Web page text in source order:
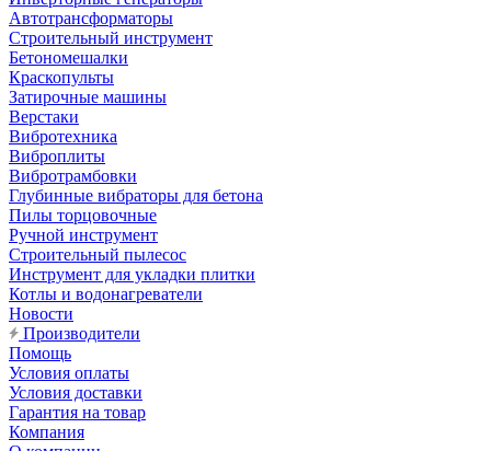
Автотрансформаторы
Строительный инструмент
Бетономешалки
Краскопульты
Затирочные машины
Верстаки
Вибротехника
Виброплиты
Вибротрамбовки
Глубинные вибраторы для бетона
Пилы торцовочные
Ручной инструмент
Строительный пылесос
Инструмент для укладки плитки
Котлы и водонагреватели
Новости
Производители
Помощь
Условия оплаты
Условия доставки
Гарантия на товар
Компания